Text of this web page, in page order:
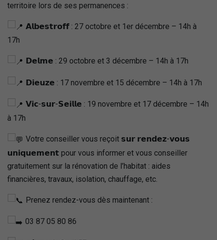
territoire lors de ses permanences :
𝗔𝗹𝗯𝗲𝘀𝘁𝗿𝗼𝗳𝗳 : 27 octobre et 1er décembre – 14h à
17h
𝗗𝗲𝗹𝗺𝗲 : 29 octobre et 3 décembre – 14h à 17h
𝗗𝗶𝗲𝘂𝘇𝗲 : 17 novembre et 15 décembre – 14h à 17h
𝗩𝗶𝗰-𝘀𝘂𝗿-𝗦𝗲𝗶𝗹𝗹𝗲 : 19 novembre et 17 décembre – 14h
à 17h
Votre conseiller vous reçoit 𝘀𝘂𝗿 𝗿𝗲𝗻𝗱𝗲𝘇-𝘃𝗼𝘂𝘀
𝘂𝗻𝗶𝗾𝘂𝗲𝗺𝗲𝗻𝘁 pour vous informer et vous conseiller
gratuitement sur la rénovation de l’habitat : aides
financières, travaux, isolation, chauffage, etc.
Prenez rendez-vous dès maintenant :
03 87 05 80 86